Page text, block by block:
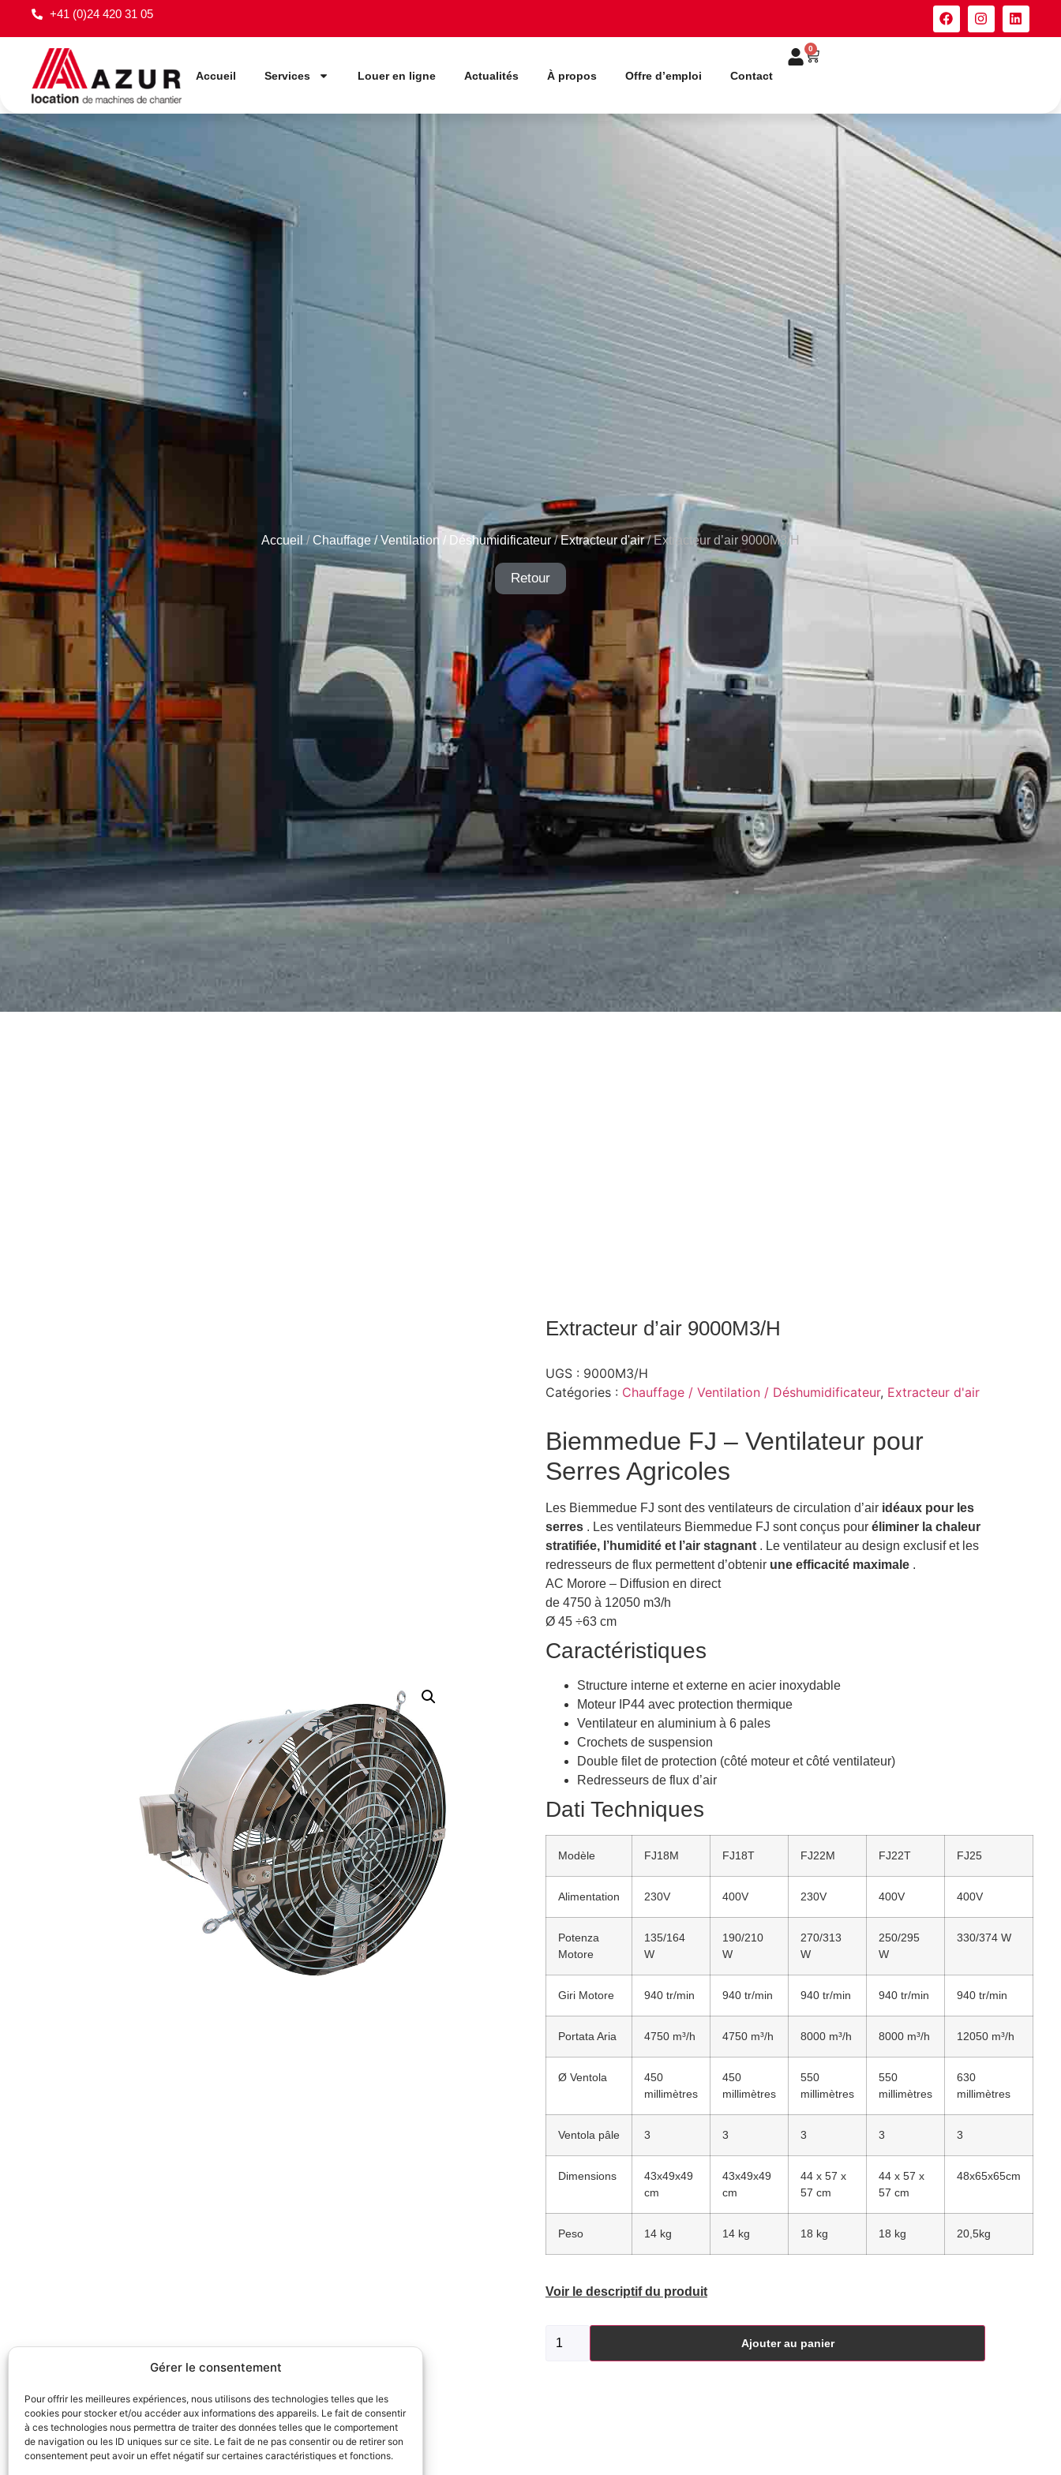
Gérer le consentement
Pour offrir les meilleures expériences, nous utilisons des technologies telles que les
cookies pour stocker et/ou accéder aux informations des appareils. Le fait de consentir
à ces technologies nous permettra de traiter des données telles que le comportement
de navigation ou les ID uniques sur ce site. Le fait de ne pas consentir ou de retirer son
consentement peut avoir un effet négatif sur certaines caractéristiques et fonctions.
+41 (0)24 420 31 05
Accueil Services Louer en ligne Actualités À propos Offre d’emploi Contact
0
Accueil /Chauffage / Ventilation / Déshumidificateur/Extracteur d'air/ Extracteur d’air 9000M3/H
Retour
Extracteur d’air 9000M3/H
UGS : 9000M3/H
Catégories : Chauffage / Ventilation / Déshumidificateur, Extracteur d'air
Biemmedue FJ – Ventilateur pour
Serres Agricoles
Les Biemmedue FJ sont des ventilateurs de circulation d’air idéaux pour les
serres. Les ventilateurs Biemmedue FJ sont conçus pour éliminer la chaleur
stratifiée, l’humidité et l’air stagnant. Le ventilateur au design exclusif et les
redresseurs de flux permettent d’obtenir une efficacité maximale.
AC Morore – Diffusion en direct
de 4750 à 12050 m3/h
Ø 45 ÷63 cm
Caractéristiques
Structure interne et externe en acier inoxydable
Moteur IP44 avec protection thermique
Ventilateur en aluminium à 6 pales
Crochets de suspension
Double filet de protection (côté moteur et côté ventilateur)
Redresseurs de flux d’air
Dati Techniques
Modèle FJ18M FJ18T FJ22M FJ22T FJ25
Alimentation 230V 400V 230V 400V 400V
Potenza
Motore
135/164
W
190/210
W
270/313
W
250/295
W
330/374 W
Giri Motore 940 tr/min 940 tr/min 940 tr/min 940 tr/min 940 tr/min
Portata Aria 4750 m³/h 4750 m³/h 8000 m³/h 8000 m³/h 12050 m³/h
Ø Ventola
450
millimètres
450
millimètres
550
millimètres
550
millimètres
630
millimètres
Ventola pâle 3 3 3 3 3
Dimensions
43x49x49
cm
43x49x49
cm
44 x 57 x
57 cm
44 x 57 x
57 cm
48x65x65cm
Peso 14 kg 14 kg 18 kg 18 kg 20,5kg
Voir le descriptif du produit
Ajouter au panier